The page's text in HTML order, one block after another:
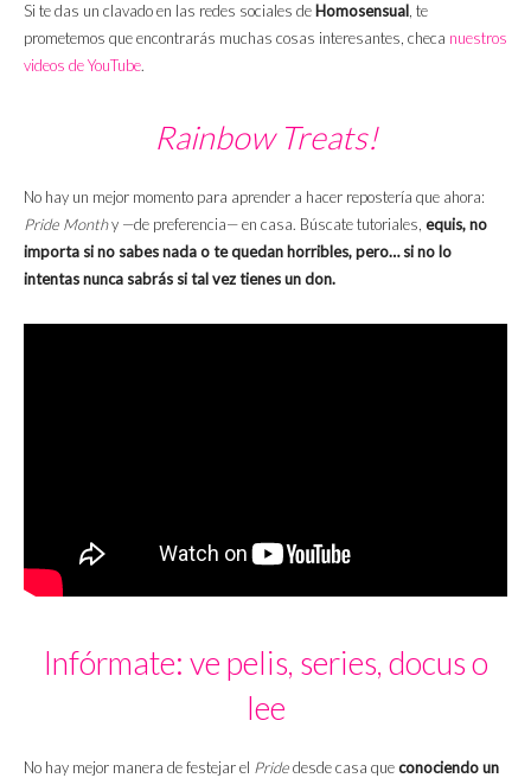
Si te das un clavado en las redes sociales de Homosensual, te
prometemos que encontrarás muchas cosas interesantes, checa nuestros
videos de YouTube.
Rainbow Treats!
No hay un mejor momento para aprender a hacer repostería que ahora:
Pride Monthy —de preferencia— en casa. Búscate tutoriales, equis, no
importa si no sabes nada o te quedan horribles, pero… si no lo
intentas nunca sabrás si tal vez tienes un don.
Infórmate: ve pelis, series, docus o
lee
No hay mejor manera de festejar el Pridedesde casa queconociendo un